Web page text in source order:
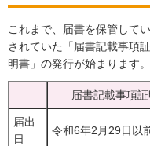
これまで、届書を保管して
されていた「届書記載事項
明書」の発行が始まります。
届書記載事項
届出
日
令和6年2月29日以